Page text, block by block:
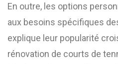
En outre, les options
aux besoins spécifiques
explique leur popularité
rénovation de courts de